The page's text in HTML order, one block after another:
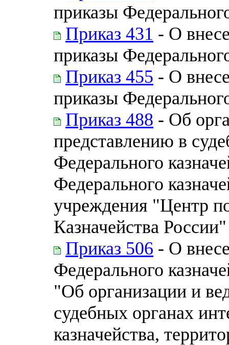
приказы
Приказ 431 - О
приказы
Приказ 455 - О
приказы
Приказ 488 - Об
представлению в
Федерального
Федерального
учреждения "Центр
Казначейства России"
Приказ 506 - О
Федерального
"Об организации и
судебных органах
казначейства,